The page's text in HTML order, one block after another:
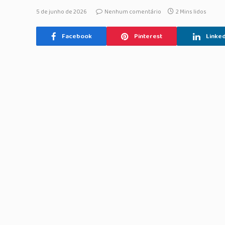
5 de junho de 2026 Nenhum comentário 2 Mins lidos
Facebook Pinterest